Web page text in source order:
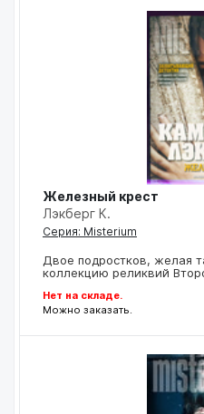
Железный крест
Лэкберг К.
Серия: Misterium
Двое подростков, желая
коллекцию реликвий
Нет на складе.
Можно заказать.